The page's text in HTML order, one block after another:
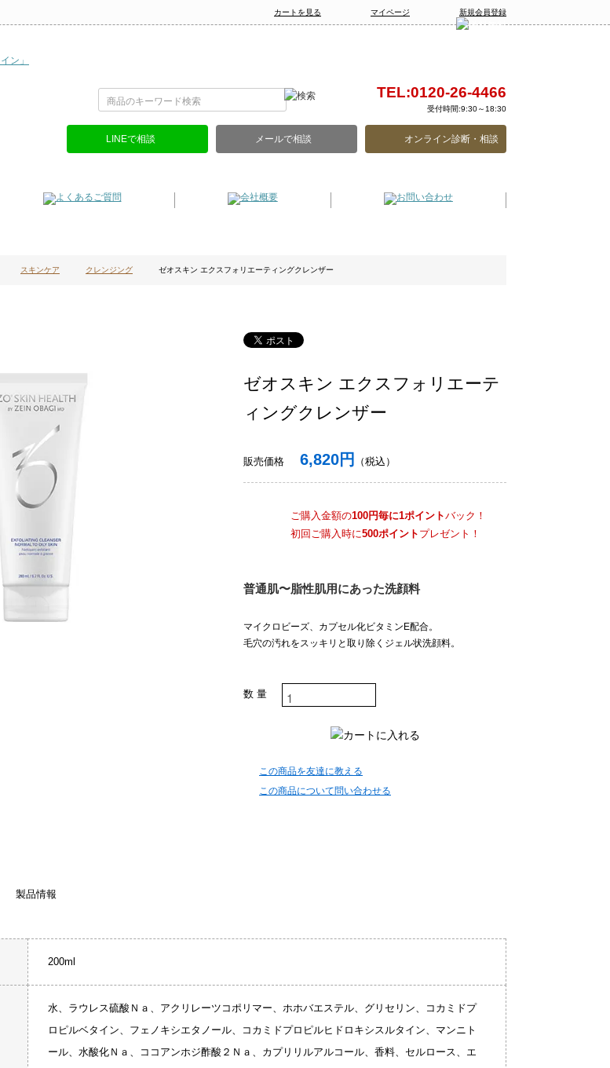
カートを見る マイページ 新規会員登録
TEL:0120-26-4466
受付時間:9:30～18:30
LINEで相談 メールで相談 オンライン診断・相談
スキンケア クレンジング ゼオスキン エクスフォリエーティングクレンザー
ゼオスキン エクスフォリエーテ
ィングクレンザー
販売価格 6,820円 （税込）
ご購入金額の100円毎に1ポイントバック！
初回ご購入時に500ポイント プレゼント！
普通肌〜脂性肌用にあった洗顔料
マイクロビーズ、カプセル化ビタミンE配合。
毛穴の汚れをスッキリと取り除くジェル状洗顔料。
数 量
この商品を友達に教える
この商品について問い合わせる
製品情報
200ml
水、ラウレス硫酸Ｎａ、アクリレーツコポリマー、ホホバエステル、グリセリン、コカミドプ
ロピルベタイン、フェノキシエタノール、コカミドプロピルヒドロキシスルタイン、マンニト
ール、水酸化Ｎａ、ココアンホジ酢酸２Ｎａ、カプリリルアルコール、香料、セルロース、エ